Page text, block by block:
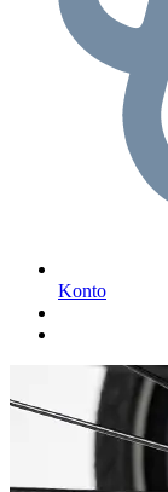
Konto